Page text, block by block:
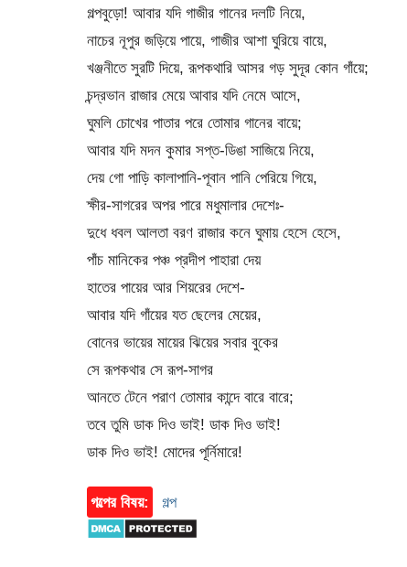
গল্পবুড়ো! আবার যদি গাজীর গানের দলটি নিয়ে,
নাচের নূপুর জড়িয়ে পায়ে, গাজীর আশা ঘুরিয়ে বায়ে,
খঞ্জনীতে সুরটি দিয়ে, রূপকথারি আসর গড় সুদূর কোন গাঁয়ে;
চন্দ্রভান রাজার মেয়ে আবার যদি নেমে আসে,
ঘুমলি চোখের পাতার পরে তোমার গানের বায়ে;
আবার যদি মদন কুমার সপ্ত-ডিঙা সাজিয়ে নিয়ে,
দেয় গো পাড়ি কালাপানি-পূবান পানি পেরিয়ে গিয়ে,
ক্ষীর-সাগরের অপর পারে মধুমালার দেশেঃ-
দুধে ধবল আলতা বরণ রাজার কনে ঘুমায় হেসে হেসে,
পাঁচ মানিকের পঞ্চ প্রদীপ পাহারা দেয়
হাতের পায়ের আর শিয়রের দেশে-
আবার যদি গাঁয়ের যত ছেলের মেয়ের,
বোনের ভায়ের মায়ের ঝিয়ের সবার বুকের
সে রূপকথার সে রূপ-সাগর
আনতে টেনে পরাণ তোমার কান্দে বারে বারে;
তবে তুমি ডাক দিও ভাই! ডাক দিও ভাই!
ডাক দিও ভাই! মোদের পূর্নিমারে!
গল্পের বিষয়: গল্প